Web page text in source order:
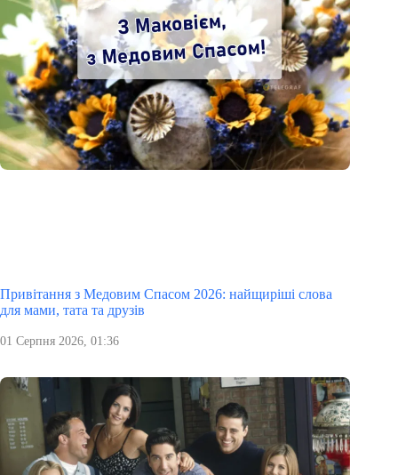
Привітання з Медовим Спасом 2026: найщиріші слова
для мами, тата та друзів
01 Серпня 2026, 01:36